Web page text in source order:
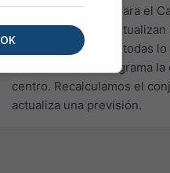
Euromediterráneo para el
agencias/centros
vez al mes, pero no todas
indicamos en el diagrama
centro. Recalculamos el
actualiza una previsión.
OK